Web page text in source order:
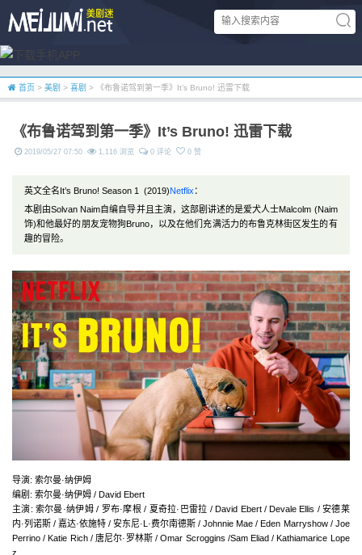
首页 > 美剧 > 喜剧 > 《布鲁诺驾到第一季》It’s Bruno! 迅雷下载
《布鲁诺驾到第一季》It’s Bruno! 迅雷下载
2019/05/27 07:50 1,116 浏览 0 评论 0 赞
英文全名It’s Bruno! Season 1 (2019)Netflix ：
本剧由Solvan Naim自编自导并且主演，这部剧讲述的是爱犬人士Malcolm (Naim
饰)和他最好的朋友宠物狗Bruno，以及在他们充满活力的布鲁克林街区发生的有
趣的冒险。
导演: 索尔曼·纳伊姆
编剧 : 索尔曼·纳伊姆 / David Ebert
主演: 索尔曼·纳伊姆 / 罗布·摩根 / 夏奇拉·巴雷拉 / David Ebert / Devale Ellis / 安德莱
内·列诺斯 / 嘉达·依施特 / 安东尼·L·费尔南德斯 / Johnnie Mae / Eden Marryshow / Joe
Perrino / Katie Rich / 唐尼尔·罗林斯 / Omar Scroggins /Sam Eliad / Kathiamarice Lope
z